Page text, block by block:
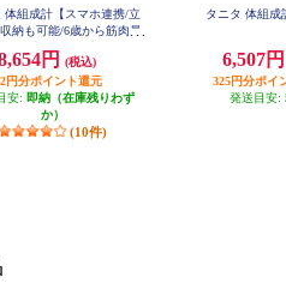
体組成計【スマホ連携/立
納も可能/6歳から筋肉量
ホワイト BC-767-WH
円
(税込)
円分ポイント還元
安: 即納（在庫残りわず
か）
(10件)
タニタ 体組成
6,507円
325円分ポイ
発送目安: